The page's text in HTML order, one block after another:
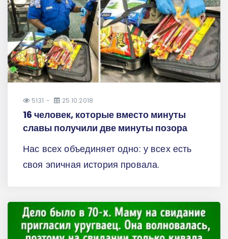
5131 25.10.2018
16 человек, которые вместо минуты
славы получили две минуты позора
Нас всех объединяет одно: у всех есть
своя эпичная история провала.